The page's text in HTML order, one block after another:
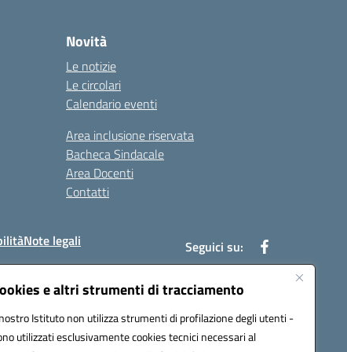
e altri strumenti di tracciamento
Istituto non utilizza strumenti di profilazione degli utenti -
utilizzati esclusivamente cookies tecnici necessari al
Novità
Le notizie
Le circolari
Calendario eventi
Area inclusione riservata
Bacheca Sindacale
Area Docenti
Contatti
Note legali Seguici su: